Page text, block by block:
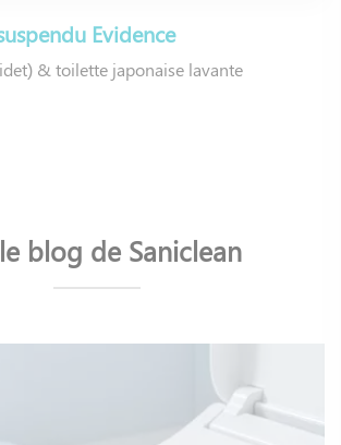
Evidence
& toilette japonaise lavante
blog de Saniclean